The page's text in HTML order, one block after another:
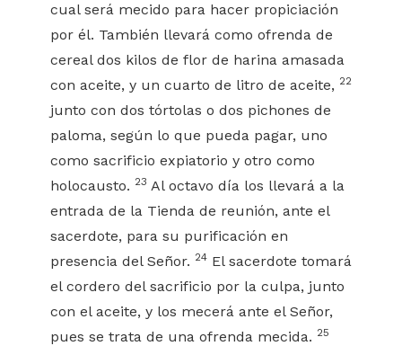
cual será mecido para hacer propiciación
por él. También llevará como ofrenda de
cereal dos kilos de flor de harina amasada
con aceite, y un cuarto de litro de aceite, 22
junto con dos tórtolas o dos pichones de
paloma, según lo que pueda pagar, uno
como sacrificio expiatorio y otro como
holocausto. 23 Al octavo día los llevará a la
entrada de la Tienda de reunión, ante el
sacerdote, para su purificación en
presencia del Señor. 24 El sacerdote tomará
el cordero del sacrificio por la culpa, junto
con el aceite, y los mecerá ante el Señor,
pues se trata de una ofrenda mecida. 25